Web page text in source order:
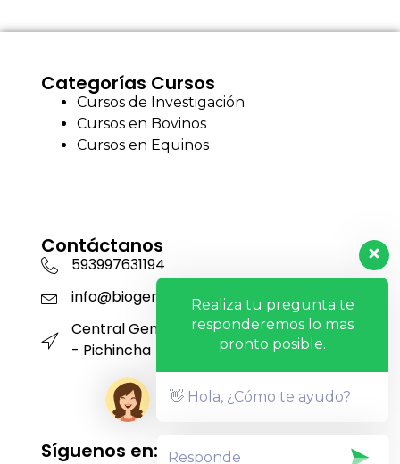
Categorías Cursos
Cursos de Investigación
Cursos en Bovinos
Cursos en Equinos
Contáctanos
593997631194
info@biogensa.com.ec
Central Genética San Carlos - Machachi
- Pichincha
Síguenos en:
Realiza tu pregunta te
responderemos lo mas
pronto posible.
👋 Hola, ¿Cómo te ayudo?